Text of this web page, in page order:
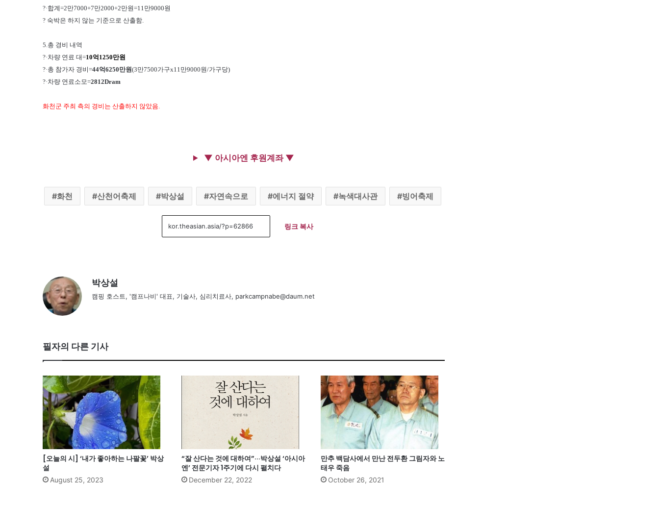
?·합계=2만7000+7만2000+2만원=11만9000원
? 숙박은 하지 않는 기준으로 산출함.
5.총 경비 내역
?·차량 연료 대=10억1250만원
?·총 참가자 경비=44억6250만원 (3만7500가구x11만9000원/가구당)
?·차량 연료소모=2812Dram
화천군 주최 측의 경비는 산출하지 않았음.
▼ 아시아엔 후원계좌 ▼
화천 산천어축제 박상설 자연속으로 에너지 절약 녹색대사관 빙어축제
링크 복사
박상설
캠핑 호스트, '캠프나비' 대표, 기술사, 심리치료사, parkcampnabe@daum.net
필자의 다른 기사
[오늘의 시] ‘내가 좋아하는 나팔꽃’ 박상
설
August 25, 2023
“잘 산다는 것에 대하여”···박상설 ‘아시아
엔’ 전문기자 1주기에 다시 펼치다
December 22, 2022
만추 백담사에서 만난 전두환 그림자와 노
태우 죽음
October 26, 2021